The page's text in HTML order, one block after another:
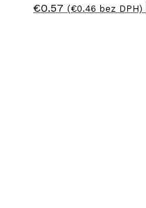
€0.57 (€0.46 bez DPH)